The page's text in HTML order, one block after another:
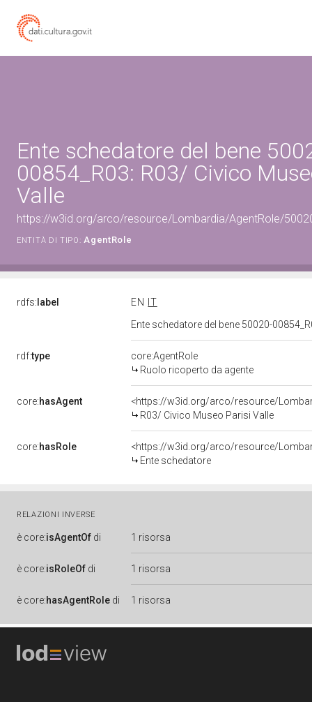
Ente schedatore del bene
00854_R03: R03/ Civico
Valle
https://w3id.org/arco/resource/Lombardia/AgentRole/
ENTITÀ DI TIPO: AgentRole
rdfs: label EN
IT
Ente schedatore del bene 50020-
rdf:type
core:AgentRole
Ruolo ricoperto da agente
core:hasAgent
<https://w3id.org/arco/resource/
R03/ Civico Museo Parisi Valle
core:hasRole
<https://w3id.org/arco/resource/
Ente schedatore
RELAZIONI INVERSE
è core:isAgentOf di 1 risorsa
è core:isRoleOf di 1 risorsa
è core:hasAgentRole di 1 risorsa